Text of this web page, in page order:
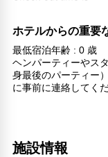
ホテルからの重要
最低宿泊年齢 : 0 歳
ヘンパーティーやス
身最後のパーティー
に事前に連絡してくだ
施設情報